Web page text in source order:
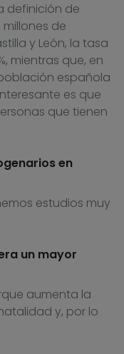
definición de
de
y León, la tasa
mientras que, en
española
es que
que tienen
en
estudios muy
un mayor
aumenta la
y, por lo